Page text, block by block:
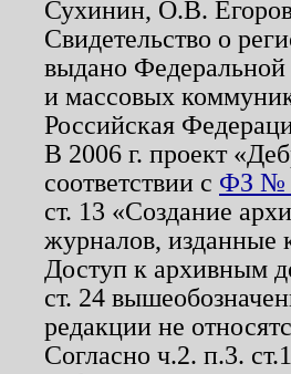
Сухинин, О.В.
Свидетельство о
выдано
и массовых
Российская
В 2006 г. проект
соответствии с ФЗ №
ст. 13 «Создание
журналов, изданные
Доступ к архивным
ст. 24
редакции не
Согласно ч.2. п.3.